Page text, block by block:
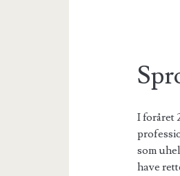
I foråret
som
have